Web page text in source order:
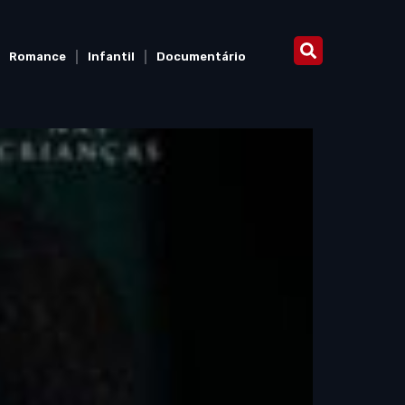
Romance Infantil Documentário